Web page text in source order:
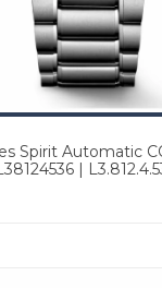
Spirit Automatic
|